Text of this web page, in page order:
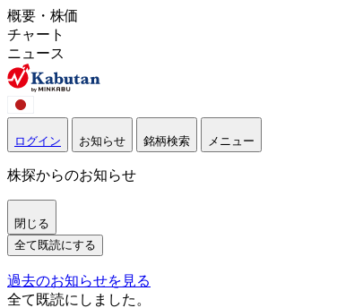
概要・株価
チャート
ニュース
ログイン お知らせ 銘柄検索 メニュー
株探からのお知らせ
閉じる
全て既読にする
過去のお知らせを見る
全て既読にしました。